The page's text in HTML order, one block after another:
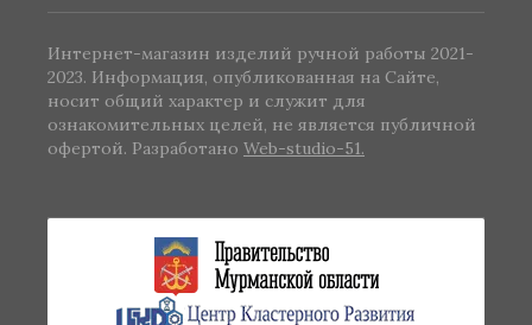
Интернет-магазин изделий ручной работы 2021-
2023. Информация, опубликованная на Сайте,
носит общий характер и служит для
ознакомительных целей, не является публичной
офертой. Разработано Web-studio-51.